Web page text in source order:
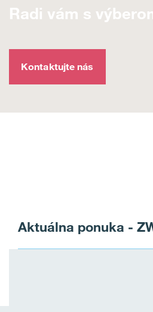
Radi vám s
Kontaktujte nás
Aktuálna ponuka -